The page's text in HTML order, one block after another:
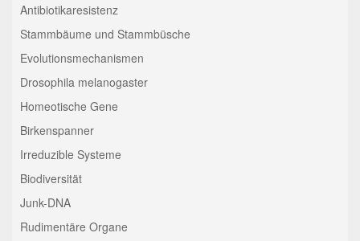
Antibiotikaresistenz
Stammbäume und Stammbüsche
Evolutionsmechanismen
Drosophila melanogaster
Homeotische Gene
Birkenspanner
Irreduzible Systeme
Biodiversität
Junk-DNA
Rudimentäre Organe